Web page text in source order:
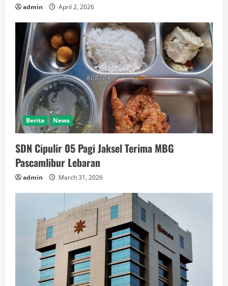
admin April 2, 2026
Berita News
SDN Cipulir 05 Pagi Jaksel Terima MBG
Pascamlibur Lebaran
admin March 31, 2026